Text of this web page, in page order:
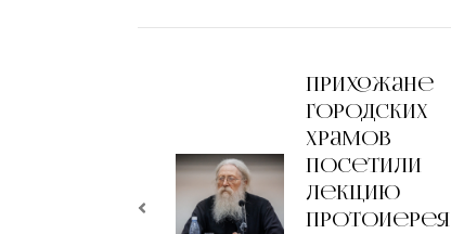
Прихожане
городских
храмов
посетили
лекцию
протоиерея